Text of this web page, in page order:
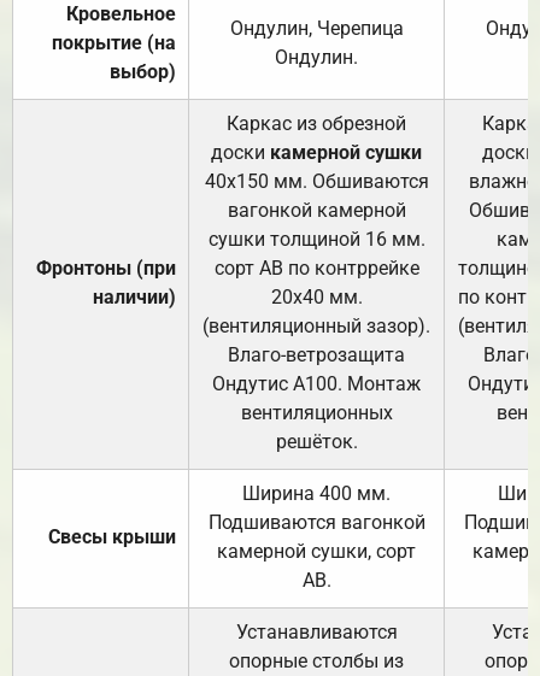
Кровельное
покрытие (на
выбор)
Ондулин, Черепица
Ондулин.
Фронтоны (при
наличии)
Каркас из обрезной
доски камерной сушки
40х150 мм. Обшиваются
вагонкой камерной
сушки толщиной 16 мм.
сорт АВ по контррейке
20х40 мм.
(вентиляционный зазор).
Влаго-ветрозащита
Ондутис А100. Монтаж
вентиляционных
решёток.
доски
по
Свесы крыши
Ширина 400 мм.
Подшиваются вагонкой
камерной сушки, сорт
АВ.
Устанавливаются
опорные столбы из